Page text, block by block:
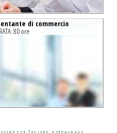
di commercio
80 ore